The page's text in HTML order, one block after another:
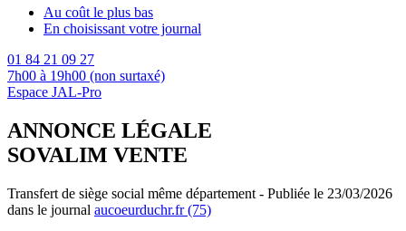
Au coût le plus bas
En choisissant votre journal
01 84 21 09 27
7h00 à 19h00 (non surtaxé)
Espace JAL-Pro
ANNONCE LÉGALE
SOVALIM VENTE
Transfert de siège social même département - Publiée le 23/03/2026
dans le journal aucoeurduchr.fr (75)